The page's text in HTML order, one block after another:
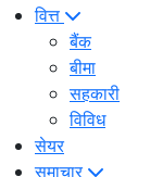
वित्त
बैंक
बीमा
सहकारी
विविध
सेयर
समाचार